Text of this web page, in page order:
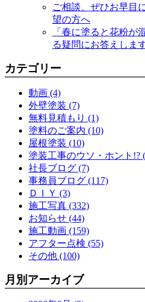
ご相談、ぜひお早目
望の方へ
「春に塗ると花粉が
る疑問にお答えしま
カテゴリー
動画 (4)
外壁塗装 (7)
無料見積もり (1)
塗料のご案内 (10)
屋根塗装 (10)
塗装工事のウソ・ホント!?
社長ブログ (7)
事務員ブログ (117)
ＤＩＹ (3)
施工写真 (332)
お知らせ (44)
施工動画 (159)
アフター点検 (55)
その他 (100)
月別アーカイブ